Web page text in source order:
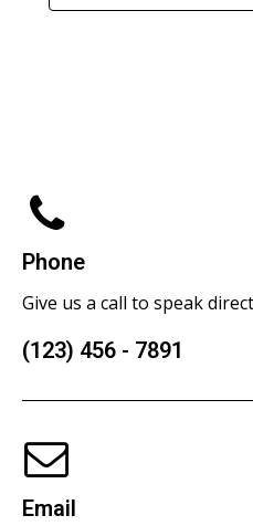
Phone
Give us a call to speak
(123) 456 - 7891
Email